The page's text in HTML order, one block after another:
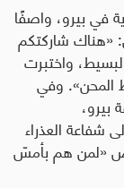
في بيرو، واصفًا
«هناك شاركتكم
واختبرت
المحن». وفي
بيرو،
شفاعة العذراء
«لمن هم بأمسّ